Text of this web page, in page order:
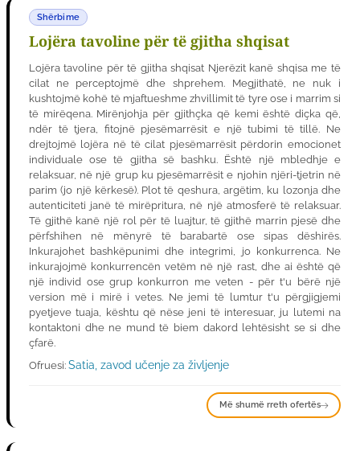
Shërbime
Lojëra tavoline për të gjitha shqisat
Lojëra tavoline për të gjitha shqisat Njerëzit kanë shqisa me të
cilat ne perceptojmë dhe shprehem. Megjithatë, ne nuk i
kushtojmë kohë të mjaftueshme zhvillimit të tyre ose i marrim si
të mirëqena. Mirënjohja për gjithçka që kemi është diçka që,
ndër të tjera, fitojnë pjesëmarrësit e një tubimi të tillë. Ne
drejtojmë lojëra në të cilat pjesëmarrësit përdorin emocionet
individuale ose të gjitha së bashku. Është një mbledhje e
relaksuar, në një grup ku pjesëmarrësit e njohin njëri-tjetrin në
parim (jo një kërkesë). Plot të qeshura, argëtim, ku lozonja dhe
autenticiteti janë të mirëpritura, në një atmosferë të relaksuar.
Të gjithë kanë një rol për të luajtur, të gjithë marrin pjesë dhe
përfshihen në mënyrë të barabartë ose sipas dëshirës.
Inkurajohet bashkëpunimi dhe integrimi, jo konkurrenca. Ne
inkurajojmë konkurrencën vetëm në një rast, dhe ai është që
një individ ose grup konkurron me veten - për t'u bërë një
version më i mirë i vetes. Ne jemi të lumtur t'u përgjigjemi
pyetjeve tuaja, kështu që nëse jeni të interesuar, ju lutemi na
kontaktoni dhe ne mund të biem dakord lehtësisht se si dhe
çfarë.
Ofruesi: Satia, zavod učenje za življenje
Më shumë rreth ofertës